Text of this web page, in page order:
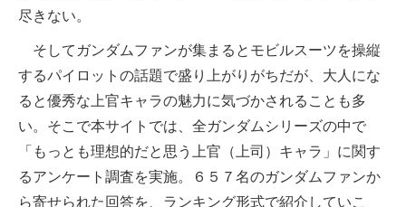
尽きない。
そしてガンダムファンが集まるとモビルスーツを操縦
するパイロットの話題で盛り上がりがちだが、大人にな
ると優秀な上官キャラの魅力に気づかされることも多
い。そこで本サイトでは、全ガンダムシリーズの中で
「もっとも理想的だと思う上官（上司）キャラ」に関す
るアンケート調査を実施。６５７名のガンダムファンか
ら寄せられた回答を、ランキング形式で紹介していこ